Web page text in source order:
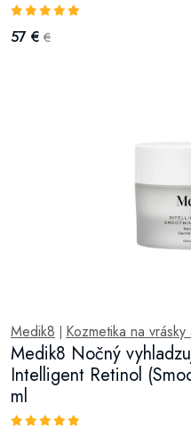
57 € €
Medik8 Kozmetika na
Medik8 Nočný
Intelligent Retinol
ml